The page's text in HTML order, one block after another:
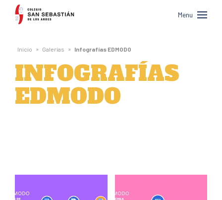
Colegio
San
Sebastián
de
Los
Andes
Menu
Inicio » Galerías » Infografías EDMODO
INFOGRAFÍAS
EDMODO